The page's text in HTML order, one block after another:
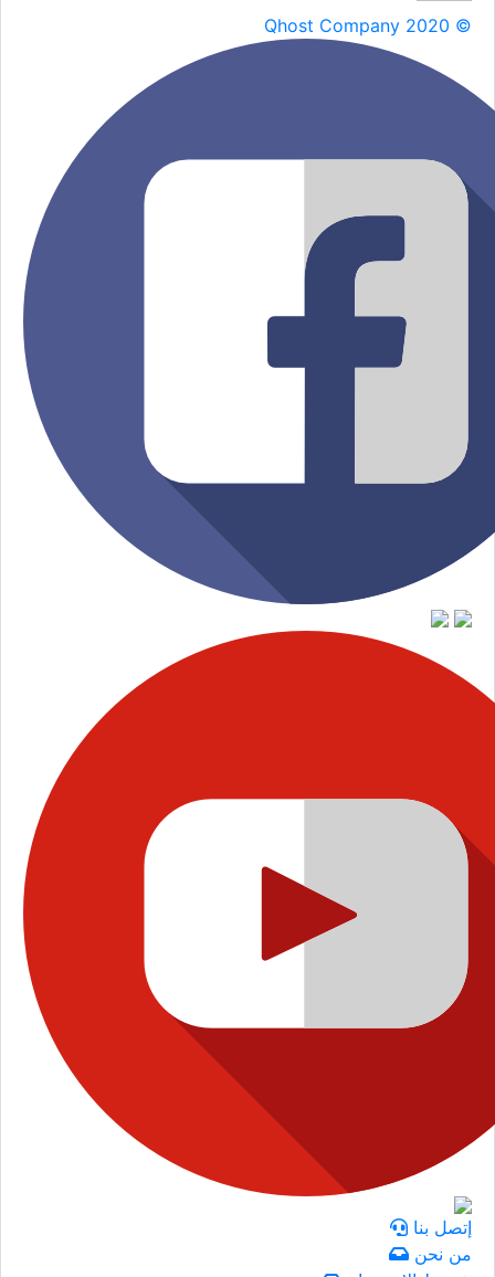
Qhost Company 2020 ©
إتصل بنا
من نحن